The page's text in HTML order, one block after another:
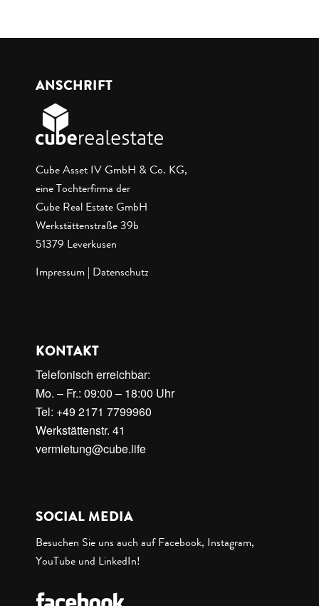
ANSCHRIFT
Cube Asset IV GmbH & Co. KG,
eine Tochterfirma der
Cube Real Estate GmbH
Werkstättenstraße 39b
51379 Leverkusen
Impressum Datenschutz
KONTAKT
Telefonisch erreichbar:
Mo. – Fr.: 09:00 – 18:00 Uhr
Tel: +49 2171 7799960
Werkstättenstr. 41
vermietung@cube.life
SOCIAL MEDIA
Besuchen Sie uns auch auf Facebook, Instagram,
YouTube und LinkedIn!